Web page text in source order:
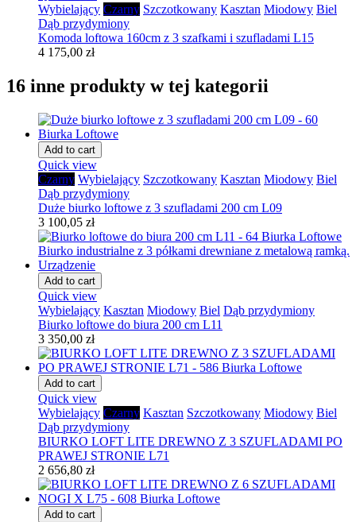
Wybielający Czarny Szczotkowany Kasztan Miodowy Biel
Dąb przydymiony
Komoda loftowa 160cm z 3 szafkami i szufladami L15
4 175,00 zł
16 inne produkty w tej kategorii
Add to cart
Quick view
Czarny Wybielający Szczotkowany Kasztan Miodowy Biel
Dąb przydymiony
Duże biurko loftowe z 3 szufladami 200 cm L09
3 100,05 zł
Add to cart
Quick view
Wybielający Kasztan Miodowy Biel Dąb przydymiony
Biurko loftowe do biura 200 cm L11
3 350,00 zł
Add to cart
Quick view
Wybielający Czarny Kasztan Szczotkowany Miodowy Biel
Dąb przydymiony
BIURKO LOFT LITE DREWNO Z 3 SZUFLADAMI PO
PRAWEJ STRONIE L71
2 656,80 zł
Add to cart